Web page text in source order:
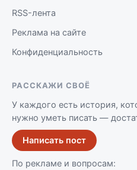
RSS-лента
Реклама на сайте
Конфиденциальность
РАССКАЖИ СВОЁ
У каждого есть история,
нужно уметь писать —
Написать пост
По рекламе и вопросам: